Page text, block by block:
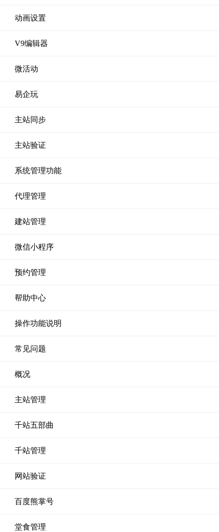
动画设置
V9编辑器
微活动
易企玩
主站同步
主站验证
系统管理功能
代理管理
建站管理
微信小程序
预约管理
帮助中心
操作功能说明
常见问题
概况
主站管理
千站五部曲
千站管理
网站验证
百度熊掌号
堂食管理